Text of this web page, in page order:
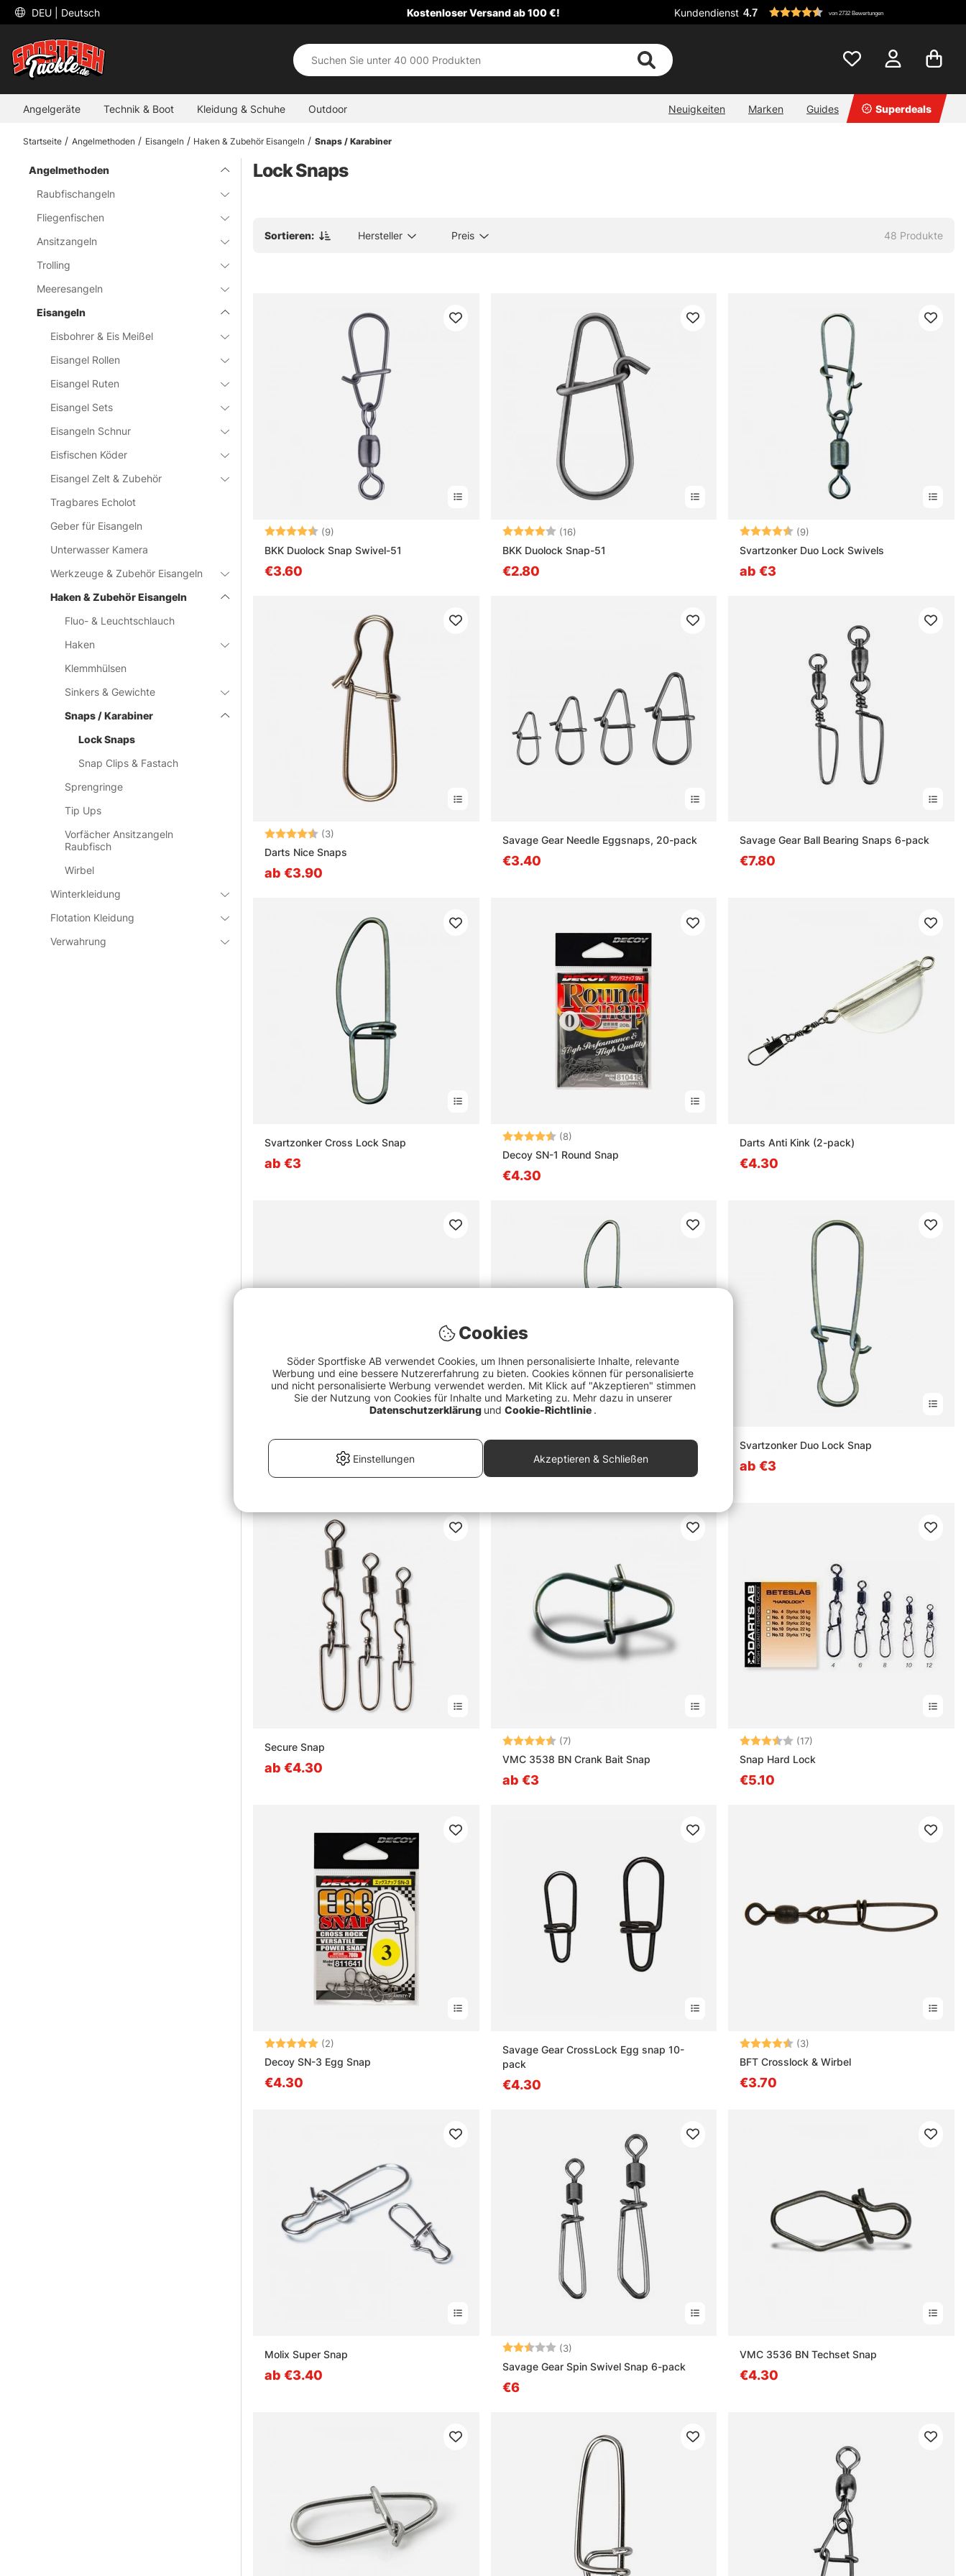
DEU | Deutsch Kostenloser Versand ab 100 €! Kundendienst 4.7 von 2732 Bewertungen
Angelgeräte Technik & Boot Kleidung & Schuhe Outdoor Neuigkeiten Marken Guides Superdeals
Startseite Angelmethoden Eisangeln Haken & Zubehör Eisangeln Snaps / Karabiner
Angelmethoden
Raubfischangeln
Fliegenfischen
Ansitzangeln
Trolling
Meeresangeln
Eisangeln
Eisbohrer & Eis Meißel
Eisangel Rollen
Eisangel Ruten
Eisangel Sets
Eisangeln Schnur
Eisfischen Köder
Eisangel Zelt & Zubehör
Tragbares Echolot
Geber für Eisangeln
Unterwasser Kamera
Werkzeuge & Zubehör Eisangeln
Haken & Zubehör Eisangeln
Fluo- & Leuchtschlauch
Haken
Klemmhülsen
Sinkers & Gewichte
Snaps / Karabiner
Lock Snaps
Snap Clips & Fastach
Sprengringe
Tip Ups
Vorfächer Ansitzangeln
Raubfisch
Wirbel
Winterkleidung
Flotation Kleidung
Verwahrung
Lock Snaps
Sortieren: Hersteller Preis 48 Produkte
Bewertung: (9)
BKK Duolock Snap Swivel-51
€3.60
Bewertung:(16)
BKK Duolock Snap-51
€2.80
Bewertung: (9)
Svartzonker Duo Lock Swivels
ab €3
Bewertung: (3)
Darts Nice Snaps
ab €3.90
Savage Gear Needle Eggsnaps, 20-pack
€3.40
Savage Gear Ball Bearing Snaps 6-pack
€7.80
Svartzonker Cross Lock Snap
ab €3
Bewertung:(8)
Decoy SN-1 Round Snap
€4.30
Darts Anti Kink (2-pack)
€4.30
Bewertung:(22)4.9 von 5 Sternen
BFT Stay-Lok Hake 10-pack
ab €4.90
Bewertung:(4)4.5 von 5 Sternen
Svartzonker Cross Lock Swivels
ab €3
Svartzonker Duo Lock Snap
ab €3
Secure Snap
ab €4.30
Bewertung:(7)
VMC 3538 BN Crank Bait Snap
ab €3
Bewertung: (17)
Snap Hard Lock
€5.10
Bewertung: (2)
Decoy SN-3 Egg Snap
€4.30
Savage Gear CrossLock Egg snap 10-
pack
€4.30
Bewertung: (3)
BFT Crosslock & Wirbel
€3.70
Molix Super Snap
ab €3.40
Bewertung:(3)
Savage Gear Spin Swivel Snap 6-pack
€6
VMC 3536 BN Techset Snap
€4.30
Cookies
Söder Sportfiske AB verwendet Cookies, um Ihnen personalisierte Inhalte, relevante
Werbung und eine bessere Nutzererfahrung zu bieten. Cookies können für personalisierte
und nicht personalisierte Werbung verwendet werden. Mit Klick auf "Akzeptieren" stimmen
Sie der Nutzung von Cookies für Inhalte und Marketing zu. Mehr dazu in unserer
Datenschutzerklärung und Cookie-Richtlinie .
Einstellungen Akzeptieren & Schließen